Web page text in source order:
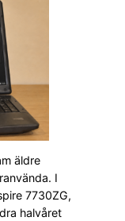
äldre
I
7730ZG,
halvåret